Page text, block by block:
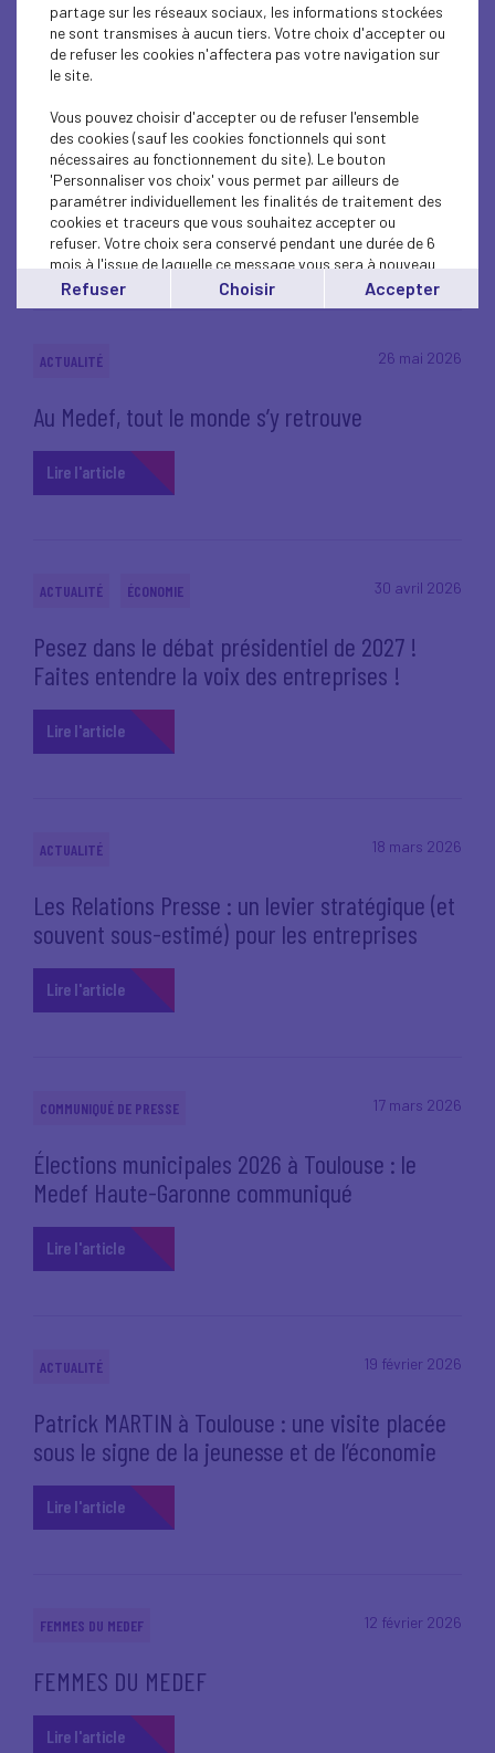
Thomas Fantini élu président du Medef Haute-
Garonne
Lire l'article
26 mai 2026
ACTUALITÉ
Au Medef, tout le monde s’y retrouve
Lire l'article
30 avril 2026
ACTUALITÉ ÉCONOMIE
Pesez dans le débat présidentiel de 2027 !
Faites entendre la voix des entreprises !
Lire l'article
18 mars 2026
ACTUALITÉ
Les Relations Presse : un levier stratégique (et
souvent sous-estimé) pour les entreprises
Lire l'article
17 mars 2026
COMMUNIQUÉ DE PRESSE
Élections municipales 2026 à Toulouse : le
Medef Haute-Garonne communiqué
Lire l'article
19 février 2026
ACTUALITÉ
Patrick MARTIN à Toulouse : une visite placée
sous le signe de la jeunesse et de l’économie
Lire l'article
12 février 2026
FEMMES DU MEDEF
FEMMES DU MEDEF
Lire l'article
partage sur les réseaux sociaux, les informations stockées
ne sont transmises à aucun tiers. Votre choix d'accepter ou
de refuser les cookies n'affectera pas votre navigation sur
le site.
Vous pouvez choisir d'accepter ou de refuser l'ensemble
des cookies (sauf les cookies fonctionnels qui sont
nécessaires au fonctionnement du site). Le bouton
'Personnaliser vos choix' vous permet par ailleurs de
paramétrer individuellement les finalités de traitement des
cookies et traceurs que vous souhaitez accepter ou
refuser. Votre choix sera conservé pendant une durée de 6
mois à l'issue de laquelle ce message vous sera à nouveau
affiché..
Vous pouvez modifier votre choix à tout moment en
Refuser Choisir Accepter